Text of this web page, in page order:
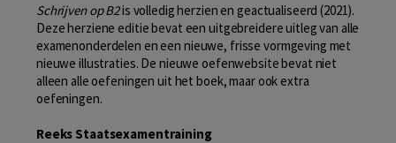
Schrijven op B2is volledig herzien en geactualiseerd (2021).
Deze herziene editie bevat een uitgebreidere uitleg van alle
examenonderdelen en een nieuwe, frisse vormgeving met
nieuwe illustraties. De nieuwe oefenwebsite bevat niet
alleen alle oefeningen uit het boek, maar ook extra
oefeningen.
Reeks Staatsexamentraining